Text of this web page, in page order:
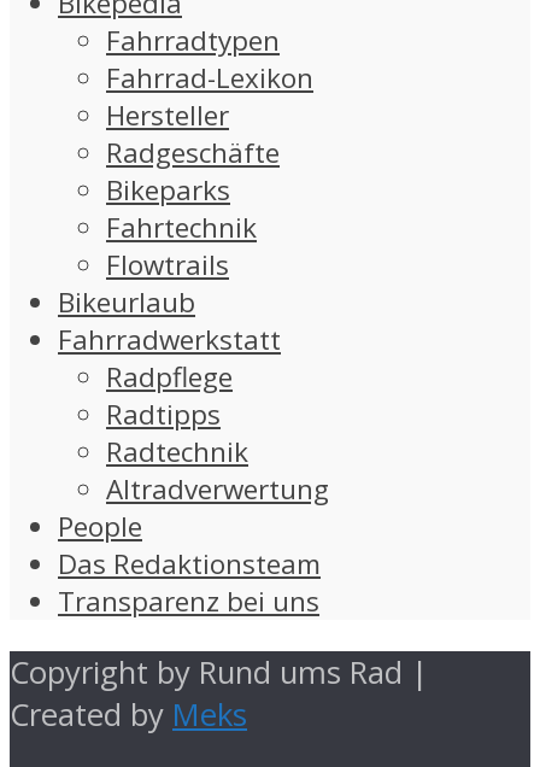
Fahrradtypen
Fahrrad-Lexikon
Hersteller
Radgeschäfte
Bikeparks
Fahrtechnik
Flowtrails
Bikeurlaub
Fahrradwerkstatt
Radpflege
Radtipps
Radtechnik
Altradverwertung
People
Das Redaktionsteam
Transparenz bei uns
Copyright by Rund ums Rad |
Created by Meks